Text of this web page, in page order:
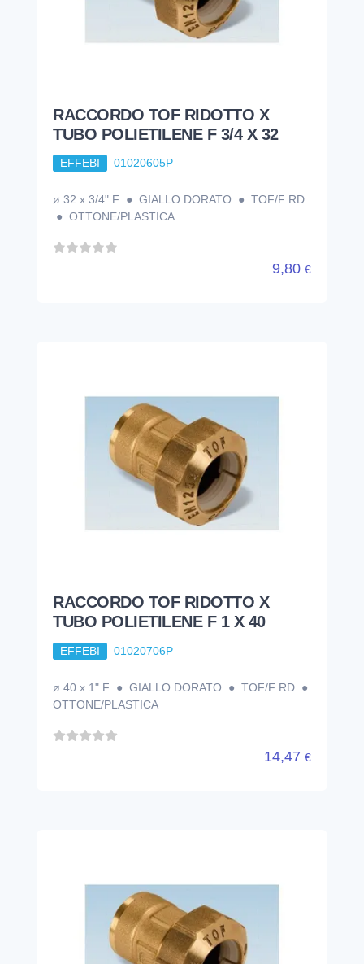
RACCORDO TOF RIDOTTO X
TUBO POLIETILENE F 3/4 X 32
EFFEBI 01020605P
ø 32 x 3/4" F ● GIALLO DORATO ● TOF/F RD
● OTTONE/PLASTICA
9,80 €
RACCORDO TOF RIDOTTO X
TUBO POLIETILENE F 1 X 40
EFFEBI 01020706P
ø 40 x 1" F ● GIALLO DORATO ● TOF/F RD ●
OTTONE/PLASTICA
14,47 €